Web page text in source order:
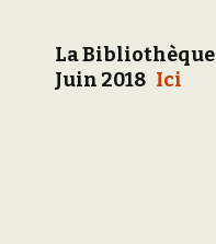
La
Juin 2018 Ici